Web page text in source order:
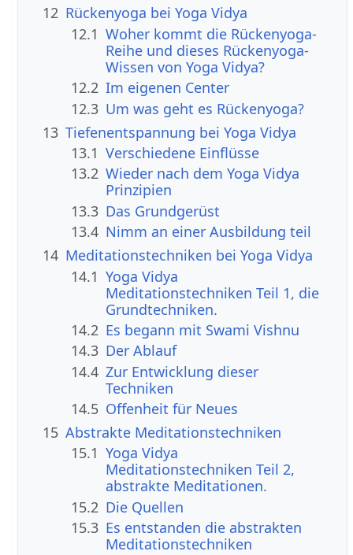
12 Rückenyoga bei Yoga Vidya
12.1 Woher kommt die Rückenyoga-
Reihe und dieses Rückenyoga-
Wissen von Yoga Vidya?
12.2 Im eigenen Center
12.3 Um was geht es Rückenyoga?
13 Tiefenentspannung bei Yoga Vidya
13.1 Verschiedene Einflüsse
13.2 Wieder nach dem Yoga Vidya
Prinzipien
13.3 Das Grundgerüst
13.4 Nimm an einer Ausbildung teil
14 Meditationstechniken bei Yoga Vidya
14.1 Yoga Vidya
Meditationstechniken Teil 1, die
Grundtechniken.
14.2 Es begann mit Swami Vishnu
14.3 Der Ablauf
14.4 Zur Entwicklung dieser
Techniken
14.5 Offenheit für Neues
15 Abstrakte Meditationstechniken
15.1 Yoga Vidya
Meditationstechniken Teil 2,
abstrakte Meditationen.
15.2 Die Quellen
15.3 Es entstanden die abstrakten
Meditationstechniken